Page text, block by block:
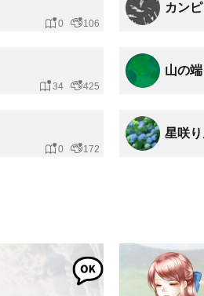
0 106
カン
34 425
山の
0 172
星咲